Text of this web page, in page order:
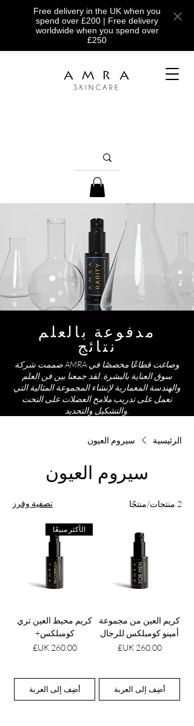
Free delivery in the UK when you
spend over £200 | Free delivery
worldwide when you spend over
£250
نتائج
مدفوعة بالعلم
صممت شركة AMRA وصاغت قطاعًا مخصصًا في
سوق العناية بالبشرة. لقد جمعنا بين فن العلم
والهندسة المعمارية لإنشاء المجموعة المثالية التي
تعمل على تدريب ملامح العضلات على النحت
الرئيسية سيروم العيون
سيروم العيون
2 منتجات/منتجًا تصفية وفرز
كريم العين من مجموعة
أمينو كومبلكس للرجال
السعر‏260.00 UK£
أضِف إلى العربة
الأكثر مبيعًا
كريم محيط العين تري
كومبلكس+
السعر‏260.00 UK£
أضِف إلى العربة